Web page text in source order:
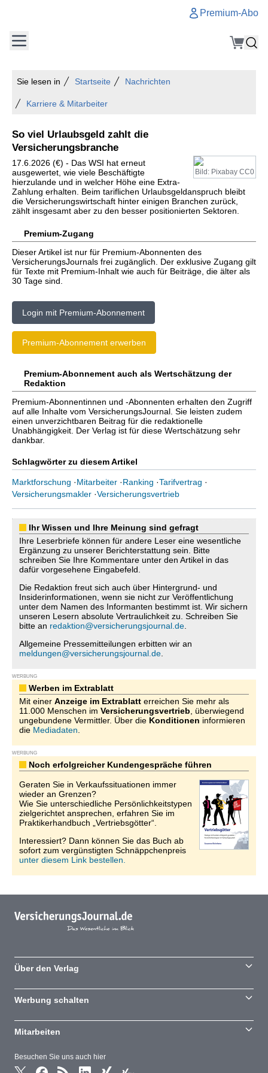
Premium-Abo
Sie lesen in Startseite Nachrichten
Karriere & Mitarbeiter
So viel Urlaubsgeld zahlt die
Versicherungsbranche
Bild: Pixabay CC0
17.6.2026 (€) - Das WSI hat erneut
ausgewertet, wie viele Beschäftigte
hierzulande und in welcher Höhe eine Extra-
Zahlung erhalten. Beim tariflichen Urlaubsgeldanspruch bleibt
die Versicherungswirtschaft hinter einigen Branchen zurück,
zählt insgesamt aber zu den besser positionierten Sektoren.
Premium-Zugang
Dieser Artikel ist nur für Premium-Abonnenten des
VersicherungsJournals frei zugänglich. Der exklusive Zugang gilt
für Texte mit Premium-Inhalt wie auch für Beiträge, die älter als
30 Tage sind.
Login mit Premium-Abonnement
Premium-Abonnement erwerben
Premium-Abonnement auch als Wertschätzung der
Redaktion
Premium-Abonnentinnen und -Abonnenten erhalten den Zugriff
auf alle Inhalte vom VersicherungsJournal. Sie leisten zudem
einen unverzichtbaren Beitrag für die redaktionelle
Unabhängigkeit. Der Verlag ist für diese Wertschätzung sehr
dankbar.
Schlagwörter zu diesem Artikel
Marktforschung ·Mitarbeiter ·Ranking ·Tarifvertrag ·
Versicherungsmakler ·Versicherungsvertrieb
Ihr Wissen und Ihre Meinung sind gefragt
Ihre Leserbriefe können für andere Leser eine wesentliche
Ergänzung zu unserer Berichterstattung sein. Bitte
schreiben Sie Ihre Kommentare unter den Artikel in das
dafür vorgesehene Eingabefeld.
Die Redaktion freut sich auch über Hintergrund- und
Insiderinformationen, wenn sie nicht zur Veröffentlichung
unter dem Namen des Informanten bestimmt ist. Wir sichern
unseren Lesern absolute Vertraulichkeit zu. Schreiben Sie
bitte an redaktion@versicherungsjournal.de
Allgemeine Pressemitteilungen erbitten wir an
meldungen@versicherungsjournal.de
WERBUNG
Werben im Extrablatt
Mit einer Anzeige im Extrablatt erreichen Sie mehr als
11.000 Menschen im Versicherungsvertrieb , überwiegend
ungebundene Vermittler. Über die Konditionen informieren
die Mediadaten
WERBUNG
Noch erfolgreicher Kundengespräche führen
Geraten Sie in Verkaufssituationen immer
wieder an Grenzen?
Wie Sie unterschiedliche Persönlichkeitstypen
zielgerichtet ansprechen, erfahren Sie im
Praktikerhandbuch „Vertriebsgötter“.
Interessiert? Dann können Sie das Buch ab
sofort zum vergünstigten Schnäppchenpreis
unter diesem Link bestellen.
Besuchen Sie uns auch hier
Über den Verlag
Werbung schalten
Mitarbeiten